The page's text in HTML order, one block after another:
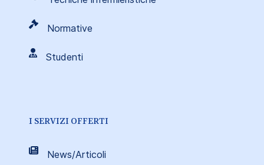
Normative
Studenti
I SERVIZI OFFERTI
News/Articoli